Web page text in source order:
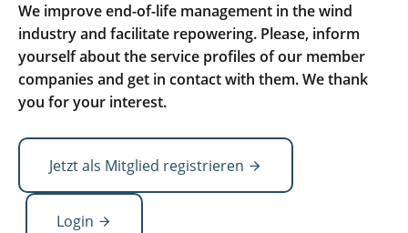
We improve end-of-life management in the wind
industry and facilitate repowering. Please, inform
yourself about the service profiles of our member
companies and get in contact with them. We thank
you for your interest.
Jetzt als Mitglied registrieren
Login